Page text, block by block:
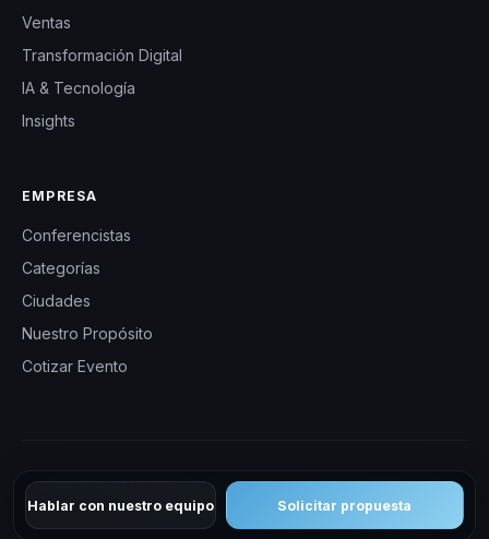
Hablar con nuestro equipo Solicitar propuesta
Ventas
Transformación Digital
IA & Tecnología
Insights
EMPRESA
Conferencistas
Categorías
Ciudades
Nuestro Propósito
Cotizar Evento
© 2026 CHM Uruguay — Charlas Motivacionales en Uruguay.
Todos los derechos reservados.